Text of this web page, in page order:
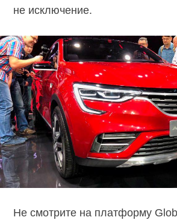
не исключение.
Не смотрите на платформу